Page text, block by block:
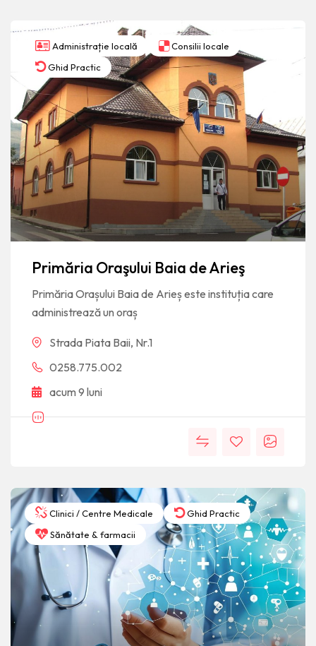
Administrație locală
Consilii locale
Ghid Practic
Primăria Oraşului Baia de Arieş
Primăria Orașului Baia de Arieș este instituția care
administrează un oraș
Strada Piata Baii, Nr.1
0258.775.002
acum 9 luni
Clinici / Centre Medicale
Ghid Practic
Sănătate & farmacii